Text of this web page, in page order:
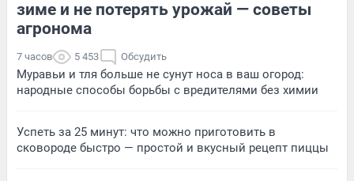
зиме и не потерять урожай — советы
агронома
7 часов 5 453 Обсудить
Муравьи и тля больше не сунут носа в ваш огород:
народные способы борьбы с вредителями без химии
Успеть за 25 минут: что можно приготовить в
сковороде быстро — простой и вкусный рецепт пиццы